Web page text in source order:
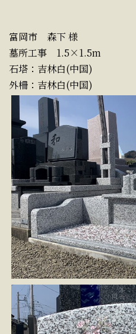
富岡市 森下 様
墓所工事 1.5×1.5m
石塔：吉林白(中国)
外柵：吉林白(中国)